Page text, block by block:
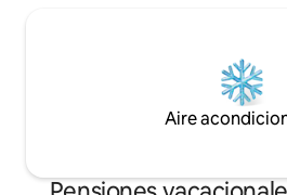
Aire